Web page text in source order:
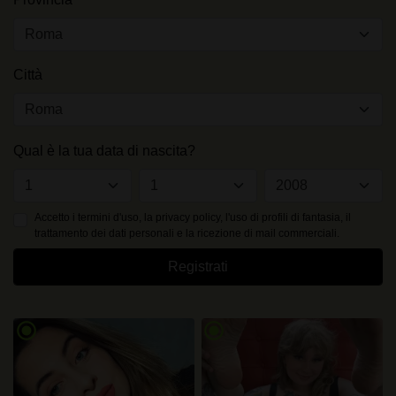
Città
Qual è la tua data di nascita?
Accetto i termini d'uso , la privacy policy, l'uso di profili di fantasia, il
trattamento dei dati personali e la ricezione di mail commerciali.
Registrati